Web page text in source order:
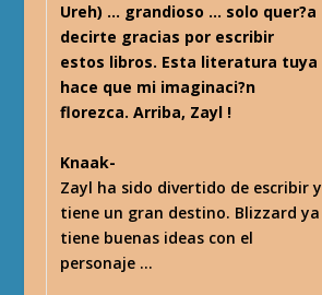
Ureh) … grandioso … solo quer?a
decirte gracias por escribir
estos libros. Esta literatura tuya
hace que mi imaginaci?n
florezca. Arriba, Zayl !
Knaak-
Zayl ha sido divertido de escribir y
tiene un gran destino. Blizzard ya
tiene buenas ideas con el
personaje …